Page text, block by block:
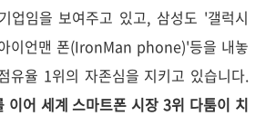
업임을 보여주고 있고, 삼성도 '갤럭시
이언맨 폰(IronMan phone)'등을 내놓
유율 1위의 자존심을 지키고 있습니다.
이어 세계 스마트폰 시장 3위 다툼이 치